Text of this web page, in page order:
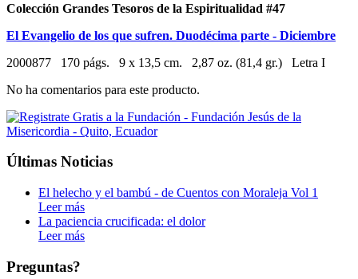
Colección Grandes Tesoros de la Espiritualidad #47
El Evangelio de los que sufren. Duodécima parte - Diciembre
2000877 170 págs. 9 x 13,5 cm. 2,87 oz. (81,4 gr.) Letra I
No ha comentarios para este producto.
Últimas Noticias
El helecho y el bambú - de Cuentos con Moraleja Vol 1
Leer más
La paciencia crucificada: el dolor
Leer más
Preguntas?